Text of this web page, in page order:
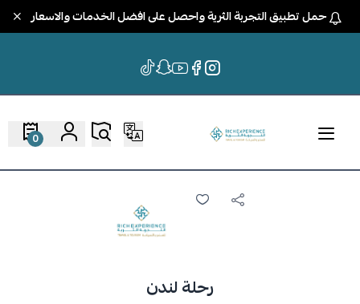
حمل تطبيق التجربة الثرية واحصل على افضل الخدمات والاسعار
0
رحلة لندن